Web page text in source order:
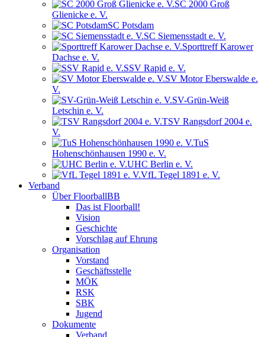
SC 2000 Groß
Glienicke e. V.
SC Potsdam
SC Siemensstadt e. V.
Sporttreff Karower
Dachse e. V.
SSV Rapid e. V.
SV Motor Eberswalde e.
V.
SV-Grün-Weiß
Letschin e. V.
TSV Rangsdorf 2004 e.
V.
TuS
Hohenschönhausen 1990 e. V.
UHC Berlin e. V.
VfL Tegel 1891 e. V.
Verband
Über FloorballBB
Das ist Floorball!
Vision
Geschichte
Vorschlag auf Ehrung
Organisation
Vorstand
Geschäftsstelle
MÖK
RSK
SBK
Jugend
Dokumente
Verband